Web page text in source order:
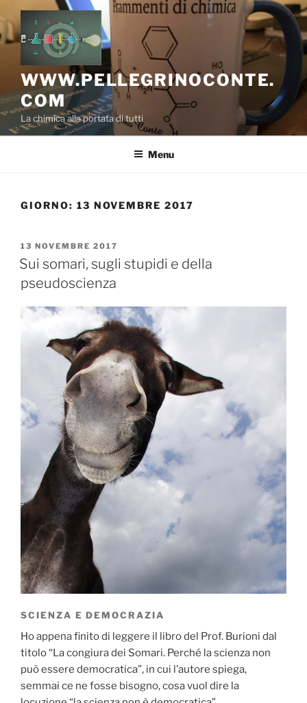
Salta
al
contenuto
WWW.PELLEGRINOCONTE.
COM
La chimica alla portata di tutti
Menu
GIORNO: 13 NOVEMBRE 2017
PUBBLICATO
IL
13 NOVEMBRE 2017
Sui somari, sugli stupidi e della
pseudoscienza
SCIENZA E DEMOCRAZIA
Ho appena finito di leggere il libro del Prof. Burioni dal
titolo “La congiura dei Somari. Perché la scienza non
può essere democratica”, in cui l’autore spiega,
semmai ce ne fosse bisogno, cosa vuol dire la